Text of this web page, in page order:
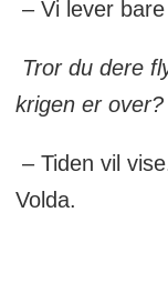
– Vi lever
Tror du dere
krigen er over?
– Tiden vil
Volda.